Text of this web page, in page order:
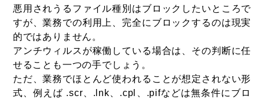
悪用されうるファイル種別はブロックしたいところで
すが、業務での利用上、完全にブロックするのは現実
的ではありません。
アンチウィルスが稼働している場合は、その判断に任
せることも一つの手でしょう。
ただ、業務でほとんど使われることが想定されない形
式、例えば .scr、.lnk、.cpl、.pifなどは無条件にブロ